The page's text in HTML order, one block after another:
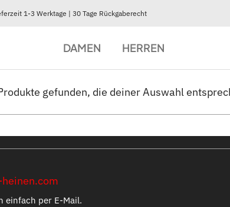
1-3 Werktage | 30 Tage Rückgaberecht
DAMEN HERREN
gefunden, die deiner Auswahl
einfach per E-Mail.